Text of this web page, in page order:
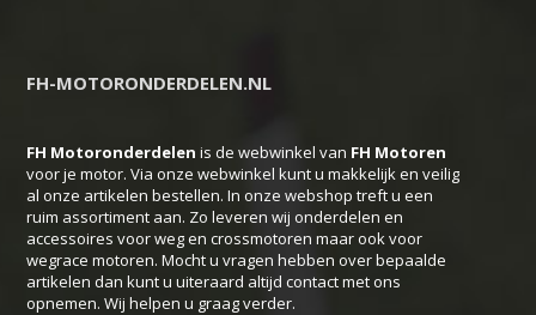
FH-MOTORONDERDELEN.NL
FH Motoronderdelen is de webwinkel van FH Motoren
voor je motor. Via onze webwinkel kunt u makkelijk en veilig
al onze artikelen bestellen. In onze webshop treft u een
ruim assortiment aan. Zo leveren wij onderdelen en
accessoires voor weg en crossmotoren maar ook voor
wegrace motoren. Mocht u vragen hebben over bepaalde
artikelen dan kunt u uiteraard altijd contact met ons
opnemen. Wij helpen u graag verder.